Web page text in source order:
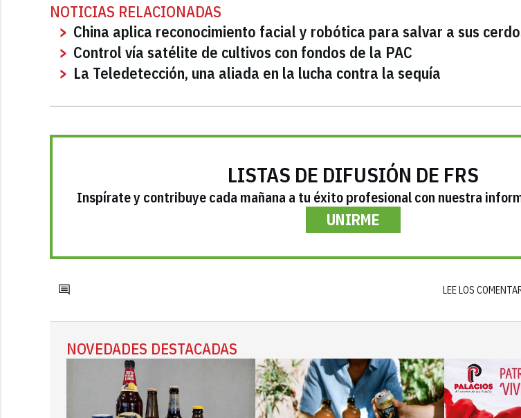
NOTICIAS RELACIONADAS
China aplica reconocimiento facial y robótica para salvar a sus
Control vía satélite de cultivos con fondos de la PAC
La Teledetección, una aliada en la lucha contra la sequía
LISTAS DE DIFUSIÓN DE FRS
Inspírate y contribuye cada mañana a tu éxito profesional con nuestra
UNIRME
LEE LOS
NOVEDADES DESTACADAS